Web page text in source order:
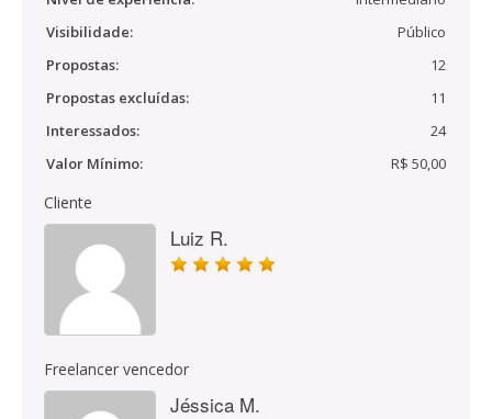
Visibilidade:
Público
Propostas:
12
Propostas excluídas:
11
Interessados:
24
Valor Mínimo:
R$ 50,00
Cliente
Luiz R.
Freelancer vencedor
Jéssica M.